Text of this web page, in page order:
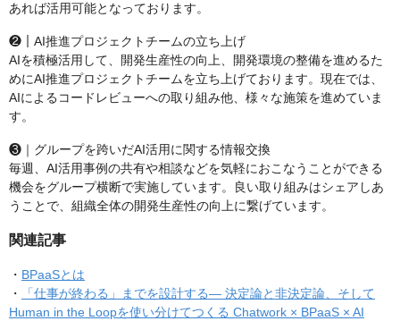
あれば活用可能となっております。
❷｜AI推進プロジェクトチームの立ち上げ
AIを積極活用して、開発生産性の向上、開発環境の整備を進めるた
めにAI推進プロジェクトチームを立ち上げております。現在では、
AIによるコードレビューへの取り組み他、様々な施策を進めていま
す。
❸｜グループを跨いだAI活用に関する情報交換
毎週、AI活用事例の共有や相談などを気軽におこなうことができる
機会をグループ横断で実施しています。良い取り組みはシェアしあ
うことで、組織全体の開発生産性の向上に繋げています。
関連記事
・ BPaaSとは
・
「仕事が終わる」までを設計する— 決定論と非決定論、そして
Human in the Loopを使い分けてつくる Chatwork × BPaaS × AI